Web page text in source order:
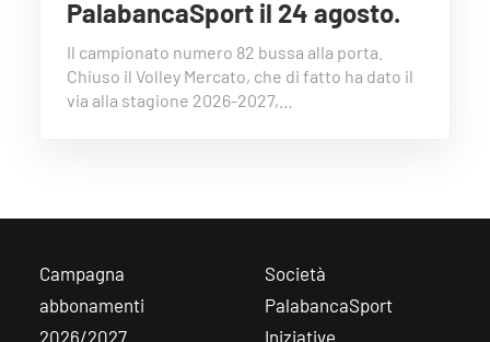
PalabancaSport il 24 agosto.
Il campionato numero 82 bussa alla porta.
Chiuso il Volley Mercato, che di fatto ha dato il
via alla stagione 2026-2027,…
Campagna
abbonamenti
2026/2027
Società
PalabancaSport
Iniziative